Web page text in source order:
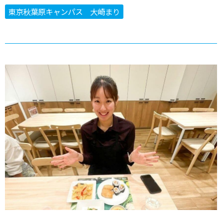
東京秋葉原キャンパス 大崎まり